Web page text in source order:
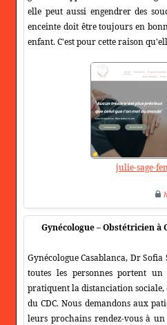
elle peut aussi engendrer des
enceinte doit être toujours en
enfant. C'est pour cette raison
julie-sage-
Gynécologue – Obstétricien à
Gynécologue Casablanca, Dr
toutes les personnes portent un
pratiquent la distanciation
du CDC. Nous demandons aux
leurs prochains rendez-vous à